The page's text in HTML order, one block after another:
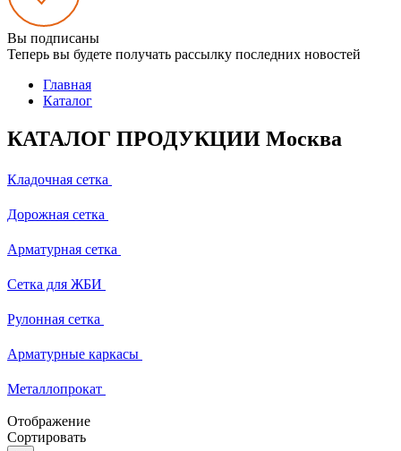
Вы подписаны
Теперь вы будете получать рассылку последних новостей
Главная
Каталог
КАТАЛОГ ПРОДУКЦИИ Москва
Кладочная сетка
Дорожная сетка
Арматурная сетка
Сетка для ЖБИ
Рулонная сетка
Арматурные каркасы
Металлопрокат
Отображение
Сортировать